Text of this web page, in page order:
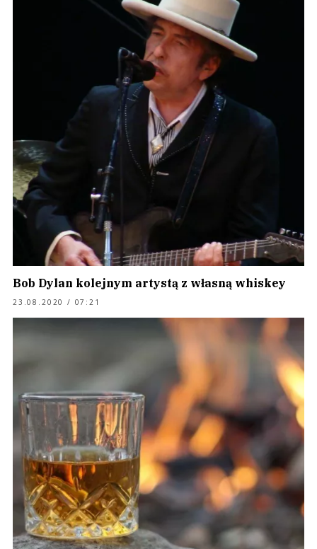
Bob Dylan kolejnym artystą z własną whiskey
23.08.2020 / 07:21